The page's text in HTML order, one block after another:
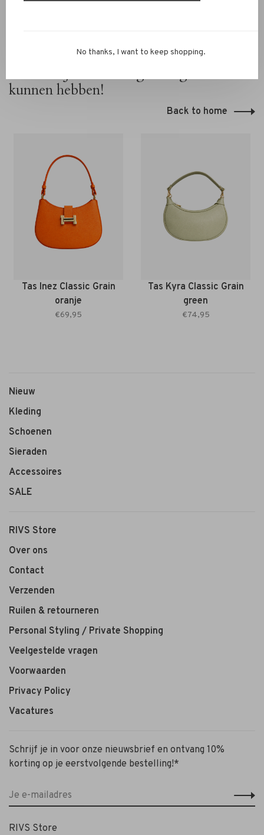
kunnen hebben!
Back to home
Tas Inez Classic Grain
oranje
€69,95
Tas Kyra Classic Grain
green
€74,95
Nieuw
Kleding
Schoenen
Sieraden
Accessoires
SALE
RIVS Store
Over ons
Contact
Verzenden
Ruilen & retourneren
Personal Styling / Private Shopping
Veelgestelde vragen
Voorwaarden
Privacy Policy
Vacatures
Schrijf je in voor onze nieuwsbrief en ontvang 10%
korting op je eerstvolgende bestelling!*
RIVS Store
No thanks, I want to keep shopping.